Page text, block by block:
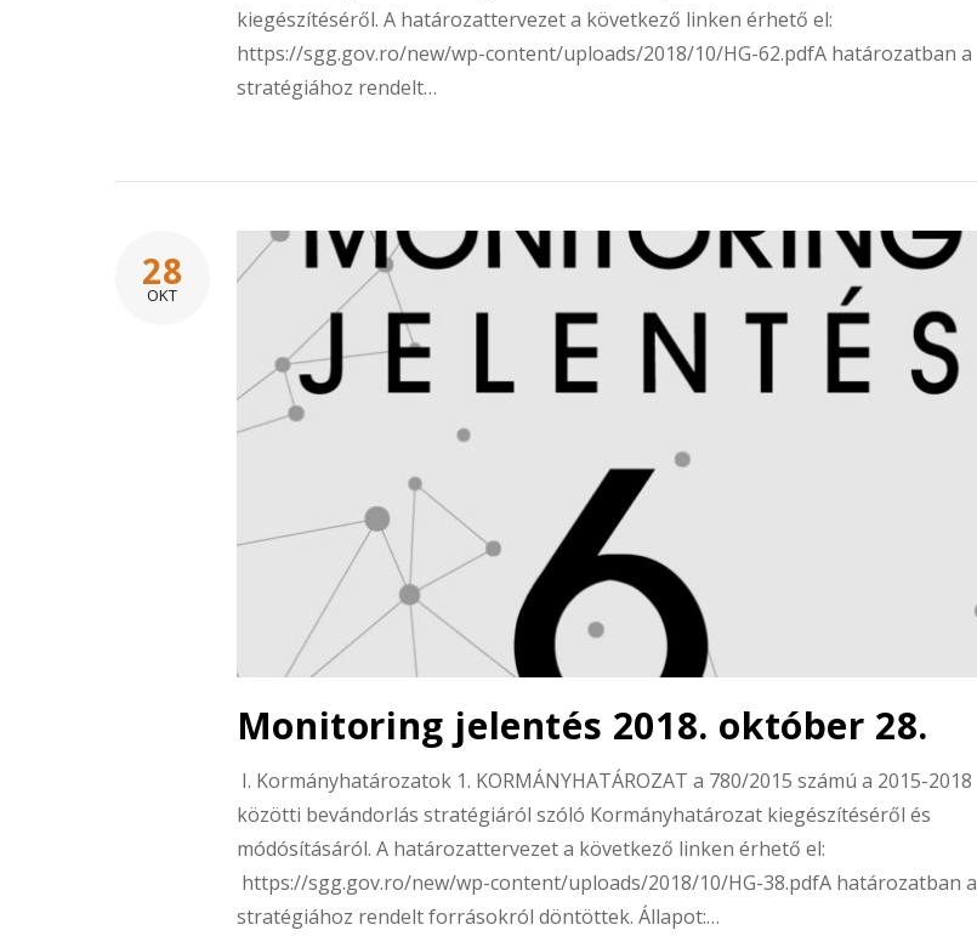
kiegészítéséről. A határozattervezet a következő linken érhető el:
https://sgg.gov.ro/new/wp-content/uploads/2018/10/HG-62.pdfA határozatban a
stratégiához rendelt…
28
OKT
Monitoring jelentés 2018. október 28.
I. Kormányhatározatok 1. KORMÁNYHATÁROZAT a 780/2015 számú a 2015-2018
közötti bevándorlás stratégiáról szóló Kormányhatározat kiegészítéséről és
módósításáról. A határozattervezet a következő linken érhető el:
https://sgg.gov.ro/new/wp-content/uploads/2018/10/HG-38.pdfA határozatban a
stratégiához rendelt forrásokról döntöttek. Állapot:…